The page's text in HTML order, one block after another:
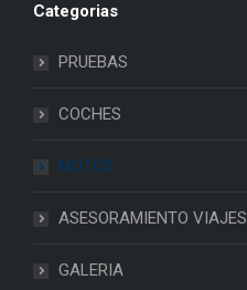
Categorias
PRUEBAS
COCHES
MOTOS
ASESORAMIENTO VIAJES
GALERIA